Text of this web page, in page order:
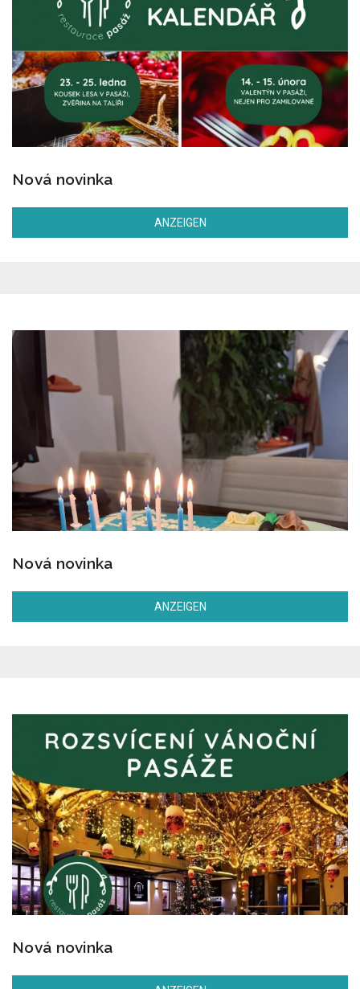
Nová novinka
ANZEIGEN
Nová novinka
ANZEIGEN
Nová novinka